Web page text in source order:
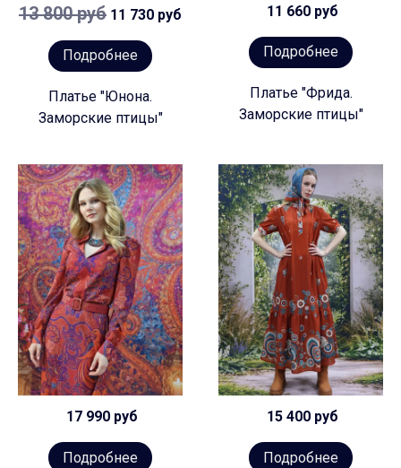
13 800 руб 11 730 руб
Подробнее
Платье "Юнона.
Заморские птицы"
11 660 руб
Подробнее
Платье "Фрида.
Заморские птицы"
17 990 руб
Подробнее
15 400 руб
Подробнее